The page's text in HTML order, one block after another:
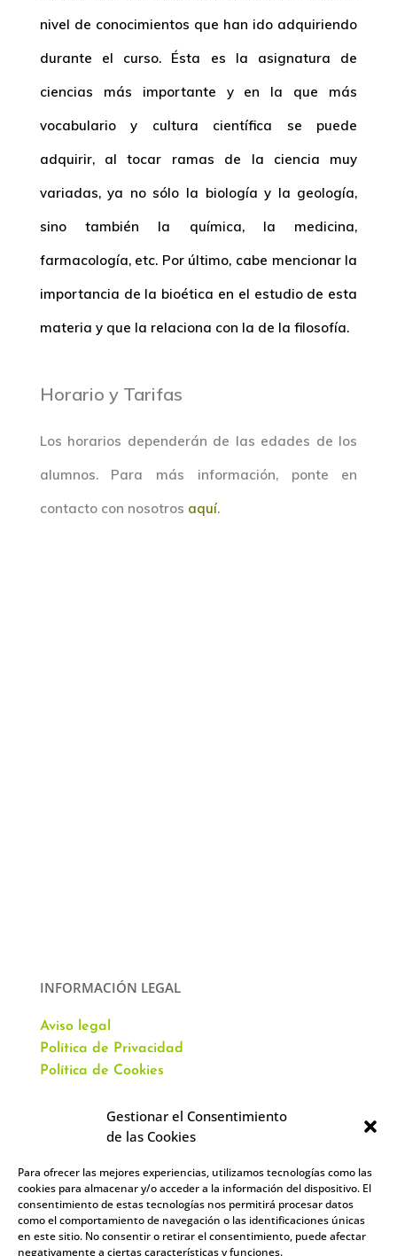
Gestionar el Consentimiento
de las Cookies
Para ofrecer las mejores experiencias, utilizamos tecnologías como las
cookies para almacenar y/o acceder a la información del dispositivo. El
consentimiento de estas tecnologías nos permitirá procesar datos
como el comportamiento de navegación o las identificaciones únicas
en este sitio. No consentir o retirar el consentimiento, puede afectar
negativamente a ciertas características y funciones.
nivel de conocimientos que han ido adquiriendo
durante el curso. Ésta es la asignatura de
ciencias más importante y en la que más
vocabulario y cultura científica se puede
adquirir, al tocar ramas de la ciencia muy
variadas, ya no sólo la biología y la geología,
sino también la química, la medicina,
farmacología, etc. Por último, cabe mencionar la
importancia de la bioética en el estudio de esta
materia y que la relaciona con la de la filosofía.
Horario y Tarifas
Los horarios dependerán de las edades de los
alumnos. Para más información, ponte en
contacto con nosotros aquí.
INFORMACIÓN LEGAL
Aviso legal
Política de Privacidad
Política de Cookies
CONTACTO
Av. Virgen del Val, 51
Alcalá de Henares,